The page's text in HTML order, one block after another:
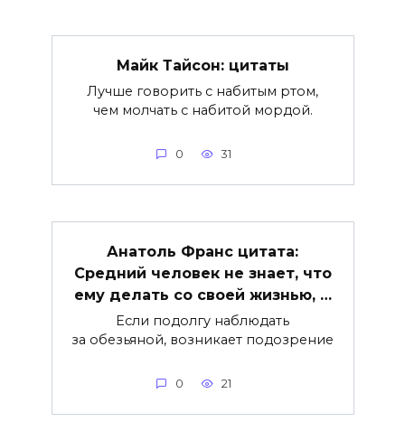
Майк Тайсон: цитаты
Лучше говорить с набитым ртом,
чем молчать с набитой мордой.
0 31
Анатоль Франс цитата:
Средний человек не знает, что
ему делать со своей жизнью, …
Если подолгу наблюдать
за обезьяной, возникает подозрение
0 21